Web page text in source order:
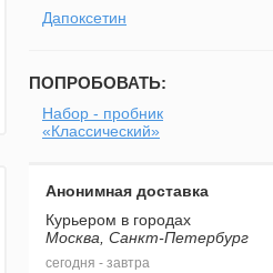
Дапоксетин
ПОПРОБОВАТЬ:
Набор - пробник
«Классический»
Анонимная доставка
Курьером в городах
Москва, Санкт-Петербург
сегодня - завтра